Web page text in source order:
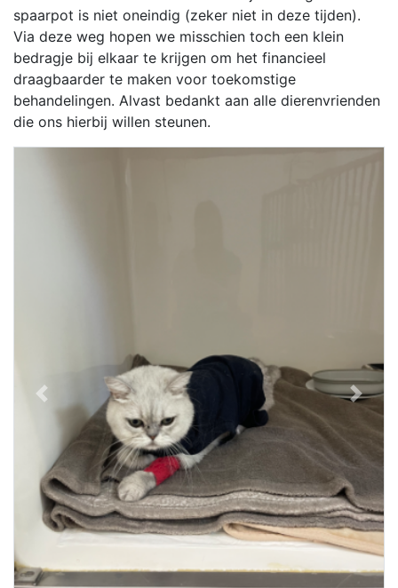
Previous Next
spaarpot is niet oneindig (zeker niet in deze tijden).
Via deze weg hopen we misschien toch een klein
bedragje bij elkaar te krijgen om het financieel
draagbaarder te maken voor toekomstige
behandelingen. Alvast bedankt aan alle dierenvrienden
die ons hierbij willen steunen.